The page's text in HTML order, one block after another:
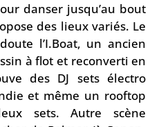
danser jusqu’au bout
des lieux variés. Le
l’I.Boat, un ancien
à flot et reconverti en
des DJ sets électro
et même un rooftop
sets. Autre scène